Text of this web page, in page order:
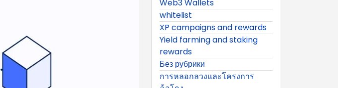
Web3 Wallets
whitelist
XP campaigns and rewards
Yield farming and staking
rewards
Без рубрики
การหลอกลวงและโครงการ